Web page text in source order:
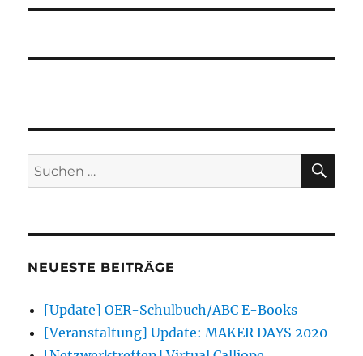
Suchen
nach:
NEUESTE BEITRÄGE
[Update] OER-Schulbuch/ABC E-Books
[Veranstaltung] Update: MAKER DAYS 2020